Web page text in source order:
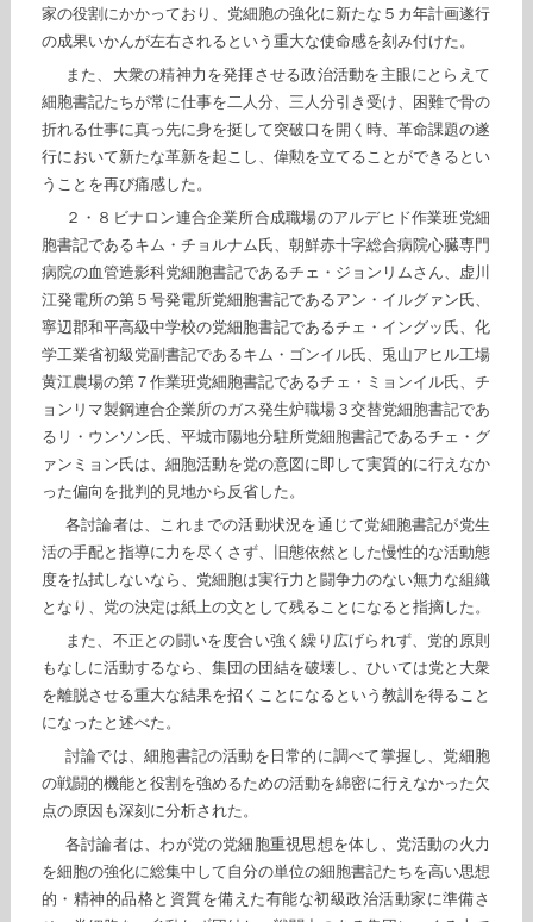
家の役割にかかっており、党細胞の強化に新たな５カ年計画遂行
の成果いかんが左右されるという重大な使命感を刻み付けた。
また、大衆の精神力を発揮させる政治活動を主眼にとらえて
細胞書記たちが常に仕事を二人分、三人分引き受け、困難で骨の
折れる仕事に真っ先に身を挺して突破口を開く時、革命課題の遂
行において新たな革新を起こし、偉勲を立てることができるとい
うことを再び痛感した。
２・８ビナロン連合企業所合成職場のアルデヒド作業班党細
胞書記であるキム・チョルナム氏、朝鮮赤十字総合病院心臓専門
病院の血管造影科党細胞書記であるチェ・ジョンリムさん、虚川
江発電所の第５号発電所党細胞書記であるアン・イルグァン氏、
寧辺郡和平高級中学校の党細胞書記であるチェ・イングッ氏、化
学工業省初級党副書記であるキム・ゴンイル氏、兎山アヒル工場
黄江農場の第７作業班党細胞書記であるチェ・ミョンイル氏、チ
ョンリマ製鋼連合企業所のガス発生炉職場３交替党細胞書記であ
るリ・ウンソン氏、平城市陽地分駐所党細胞書記であるチェ・グ
ァンミョン氏は、細胞活動を党の意図に即して実質的に行えなか
った偏向を批判的見地から反省した。
各討論者は、これまでの活動状況を通じて党細胞書記が党生
活の手配と指導に力を尽くさず、旧態依然とした慢性的な活動態
度を払拭しないなら、党細胞は実行力と闘争力のない無力な組織
となり、党の決定は紙上の文として残ることになると指摘した。
また、不正との闘いを度合い強く繰り広げられず、党的原則
もなしに活動するなら、集団の団結を破壊し、ひいては党と大衆
を離脱させる重大な結果を招くことになるという教訓を得ること
になったと述べた。
討論では、細胞書記の活動を日常的に調べて掌握し、党細胞
の戦闘的機能と役割を強めるための活動を綿密に行えなかった欠
点の原因も深刻に分析された。
各討論者は、わが党の党細胞重視思想を体し、党活動の火力
を細胞の強化に総集中して自分の単位の細胞書記たちを高い思想
的・精神的品格と資質を備えた有能な初級政治活動家に準備さ